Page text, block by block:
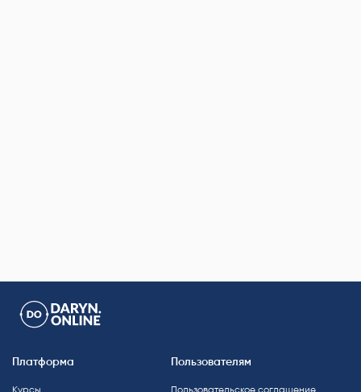
Платформа
Курсы
Пользователям
Пользовательское соглашение